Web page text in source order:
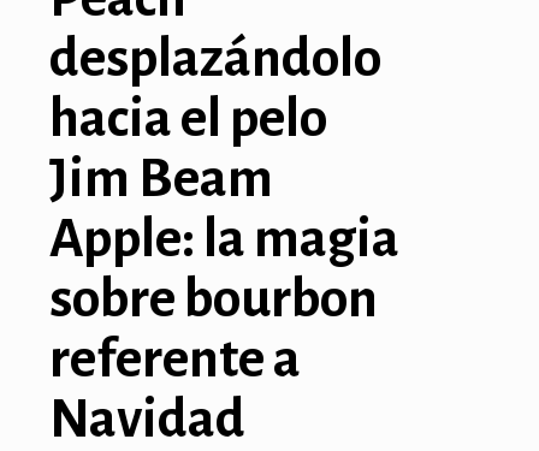
desplazándolo
hacia el pelo
Jim Beam
Apple: la magia
sobre bourbon
referente a
Navidad